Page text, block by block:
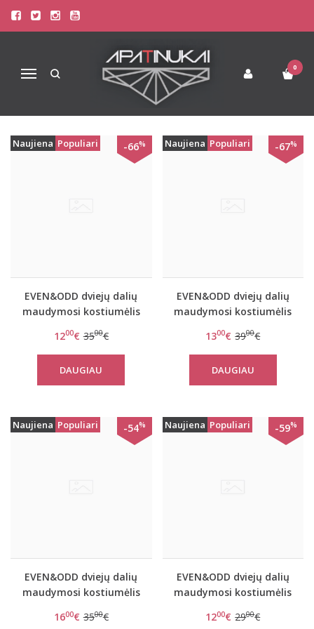
Navigacija
0
PREKIŲ PAIEŠKA - EVEN
Prekių paieška
Naujiena Populiari -66%
EVEN&ODD dviejų dalių
maudymosi kostiumėlis
1200€ 3500€
DAUGIAU
Naujiena Populiari -67%
EVEN&ODD dviejų dalių
maudymosi kostiumėlis
1300€ 3900€
DAUGIAU
Naujiena Populiari -54%
EVEN&ODD dviejų dalių
maudymosi kostiumėlis
1600€ 3500€
Naujiena Populiari -59%
EVEN&ODD dviejų dalių
maudymosi kostiumėlis
1200€ 2900€